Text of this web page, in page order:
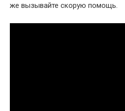
же вызывайте скорую помощь.